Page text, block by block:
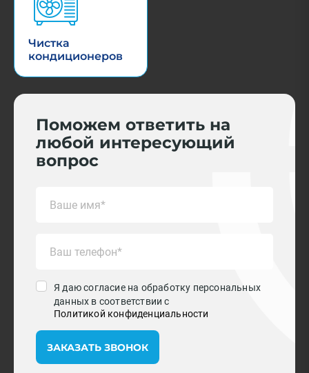
Чистка
кондиционеров
Поможем ответить на
любой интересующий
вопрос
Я даю согласие на обработку персональных
данных в соответствии с
Политикой конфиденциальности
ЗАКАЗАТЬ ЗВОНОК